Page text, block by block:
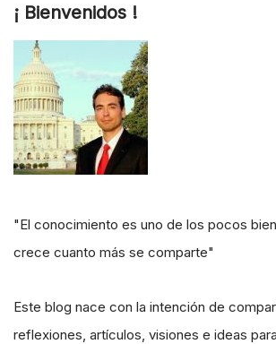
¡ Bienvenidos !
"El conocimiento es uno de los pocos
crece cuanto más se comparte"
Este blog nace con la intención de
reflexiones, artículos, visiones e ideas